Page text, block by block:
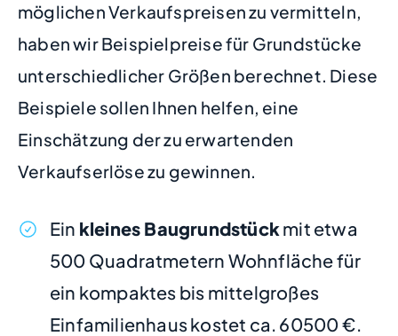
möglichen Verkaufspreisen zu vermitteln,
haben wir Beispielpreise für Grundstücke
unterschiedlicher Größen berechnet. Diese
Beispiele sollen Ihnen helfen, eine
Einschätzung der zu erwartenden
Verkaufserlöse zu gewinnen.
Ein kleines Baugrundstückmit etwa
500 Quadratmetern Wohnfläche für
ein kompaktes bis mittelgroßes
Einfamilienhaus kostet ca. 60500 €.